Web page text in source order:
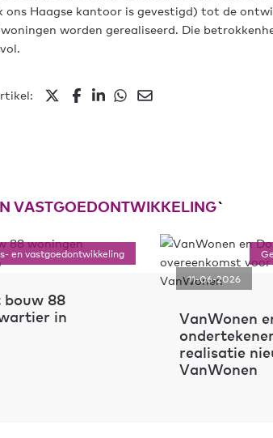
ons Haagse kantoor is gevestigd) tot de
worden gerealiseerd. Die
VASTGOEDONTWIKKELING`
en vastgoedontwikkeling
88
in
11-06-2026
VanWonen
realisatie
VanWonen